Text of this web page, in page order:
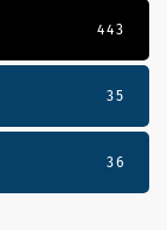
443
35
36